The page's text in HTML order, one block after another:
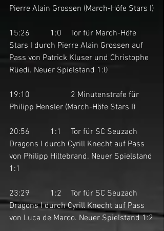
Pierre Alain Grossen (March-Höfe Stars I)
15:26	1:0	Tor für March-Höfe
Stars I durch Pierre Alain Grossen auf
Pass von Patrick Kluser und Christophe
Rüedi. Neuer Spielstand 1:0
19:10		2 Minutenstrafe für
Philipp Hensler (March-Höfe Stars I)
20:56	1:1	Tor für SC Seuzach
Dragons I durch Cyrill Knecht auf Pass
von Philipp Hiltebrand. Neuer Spielstand
1:1
23:29	1:2	Tor für SC Seuzach
Dragons I durch Cyrill Knecht auf Pass
von Luca de Marco. Neuer Spielstand 1:2